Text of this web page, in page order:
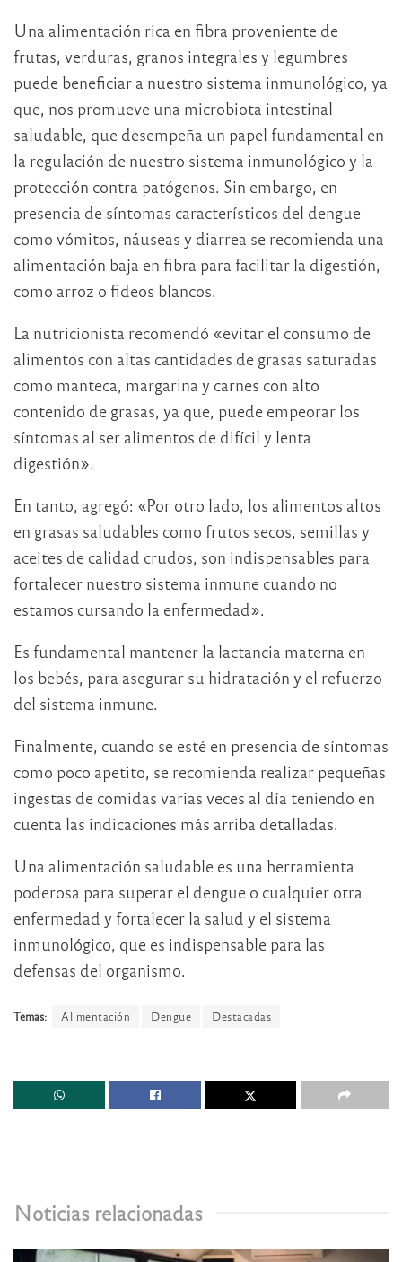
Una alimentación rica en fibra proveniente de
frutas, verduras, granos integrales y legumbres
puede beneficiar a nuestro sistema inmunológico, ya
que, nos promueve una microbiota intestinal
saludable, que desempeña un papel fundamental en
la regulación de nuestro sistema inmunológico y la
protección contra patógenos. Sin embargo, en
presencia de síntomas característicos del dengue
como vómitos, náuseas y diarrea se recomienda una
alimentación baja en fibra para facilitar la digestión,
como arroz o fideos blancos.
La nutricionista recomendó «evitar el consumo de
alimentos con altas cantidades de grasas saturadas
como manteca, margarina y carnes con alto
contenido de grasas, ya que, puede empeorar los
síntomas al ser alimentos de difícil y lenta
digestión».
En tanto, agregó: «Por otro lado, los alimentos altos
en grasas saludables como frutos secos, semillas y
aceites de calidad crudos, son indispensables para
fortalecer nuestro sistema inmune cuando no
estamos cursando la enfermedad».
Es fundamental mantener la lactancia materna en
los bebés, para asegurar su hidratación y el refuerzo
del sistema inmune.
Finalmente, cuando se esté en presencia de síntomas
como poco apetito, se recomienda realizar pequeñas
ingestas de comidas varias veces al día teniendo en
cuenta las indicaciones más arriba detalladas.
Una alimentación saludable es una herramienta
poderosa para superar el dengue o cualquier otra
enfermedad y fortalecer la salud y el sistema
inmunológico, que es indispensable para las
defensas del organismo.
Temas: Alimentación Dengue Destacadas
Noticias relacionadas